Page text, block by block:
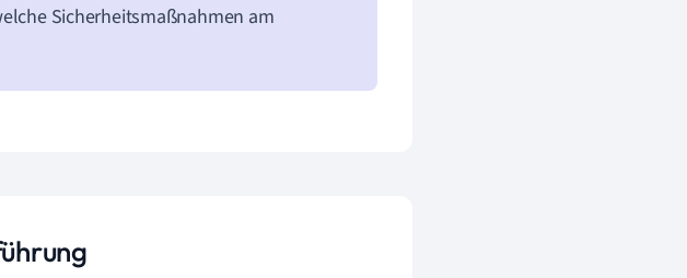
Sicherheitsmaßnahmen am